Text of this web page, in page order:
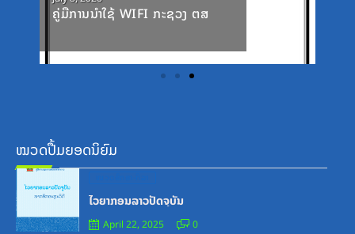
on
ເອກະສານກອງປະຊຸມວຽກງານການ
ເມືອງ-ແນວຄິດ ທົ່ວປະເທດ
on
ເອກະສານກອງປະຊຸມໂຄສະນາອົບຮົມ
ທົ່ວປະເທດ-ປະຈໍາປີ-1995-1996
on
ຄູ່ມືການນຳໃຊ້ WIFI ກະຊວງ ຕສ
ໝວດປື້ມຍອດນິຍົມ
ໄວຍາກອນລາວປັດຈຸບັນ
April 22, 2025 0